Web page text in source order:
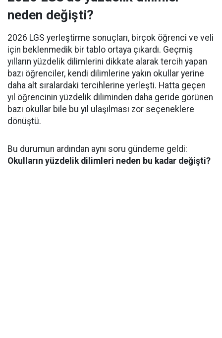
neden değişti?
2026 LGS yerleştirme sonuçları, birçok öğrenci ve veli
için beklenmedik bir tablo ortaya çıkardı. Geçmiş
yılların yüzdelik dilimlerini dikkate alarak tercih yapan
bazı öğrenciler, kendi dilimlerine yakın okullar yerine
daha alt sıralardaki tercihlerine yerleşti. Hatta geçen
yıl öğrencinin yüzdelik diliminden daha geride görünen
bazı okullar bile bu yıl ulaşılması zor seçeneklere
dönüştü.
Bu durumun ardından aynı soru gündeme geldi:
Okulların yüzdelik dilimleri neden bu kadar değişti?